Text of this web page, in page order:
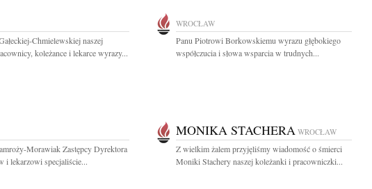
Chmielewskiej naszej
koleżance i lekarce wyrazy...
WROCŁAW
Panu Piotrowi Borkowskiemu wyrazu głębokiego
współczucia i słowa wsparcia w trudnych...
Morawiak Zastępcy Dyrektora
i lekarzowi specjaliście...
MONIKA STACHERA WROCŁAW
Z wielkim żalem przyjęliśmy wiadomość o śmierci
Moniki Stachery naszej koleżanki i pracowniczki...